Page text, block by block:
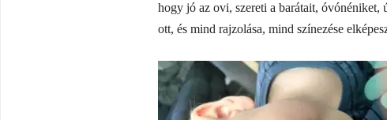
hogy jó az ovi, szereti a barátait,
ott, és mind rajzolása, mind színezése